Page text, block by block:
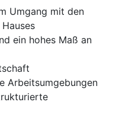
Umgang mit den
ein hohes Maß an
Arbeitsumgebungen